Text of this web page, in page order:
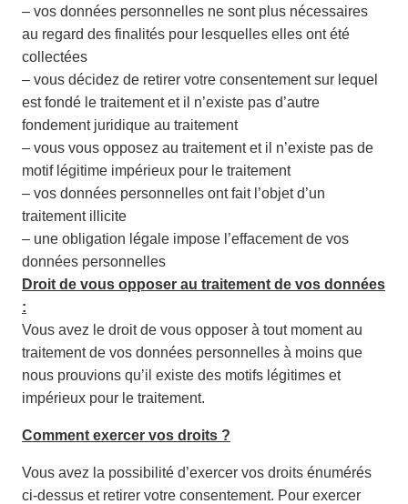
– vos données personnelles ne sont plus nécessaires
au regard des finalités pour lesquelles elles ont été
collectées
– vous décidez de retirer votre consentement sur lequel
est fondé le traitement et il n’existe pas d’autre
fondement juridique au traitement
– vous vous opposez au traitement et il n’existe pas de
motif légitime impérieux pour le traitement
– vos données personnelles ont fait l’objet d’un
traitement illicite
– une obligation légale impose l’effacement de vos
données personnelles
Droit de vous opposer au traitement de vos données
:
Vous avez le droit de vous opposer à tout moment au
traitement de vos données personnelles à moins que
nous prouvions qu’il existe des motifs légitimes et
impérieux pour le traitement.
Comment exercer vos droits ?
Vous avez la possibilité d’exercer vos droits énumérés
ci-dessus et retirer votre consentement. Pour exercer